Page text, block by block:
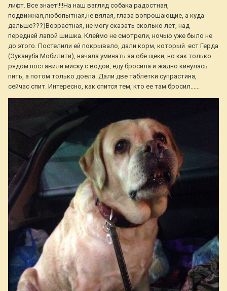
лифт. Все знает!!!!На наш взгляд собака радостная,
подвижная,любопытная,не вялая, глаза вопрошающие, а куда
дальше???)Возрастная, не могу сказать сколько лет, над
передней лапой шишка. Клеймо не смотрели, ночью уже было не
до этого. Постелили ей покрывало, дали корм, который ест Герда
(Эукануба Мобилити), начала уминать за обе щеки, но как только
рядом поставили миску с водой, еду бросила и жадно кинулась
пить, а потом только доела. Дали две таблетки супрастина,
сейчас спит. Интересно, как спится тем, кто ее там бросил......